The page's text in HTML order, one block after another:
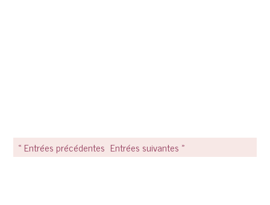
« Entrées précédentes Entrées suivantes »